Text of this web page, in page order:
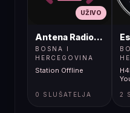
UŽIVO
Antena Radio, Jelah
BOSNA I
HERCEGOVINA
Station Offline
0 SLUŠATELJA 2